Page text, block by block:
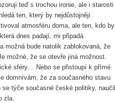
teď s trochou ironie, ale i starosti
ten, který by nejdůstojněji
atmosféru doma, ale ten, kdo by
dnes padají, mi připadá
možná bude natolik zablokovaná, že
možné, že se otevře jiná možnost.
sféry… Nebo se přistoupí k přímé
domnívám, že za současného stavu
týče současné české politiky, naučil
zla.